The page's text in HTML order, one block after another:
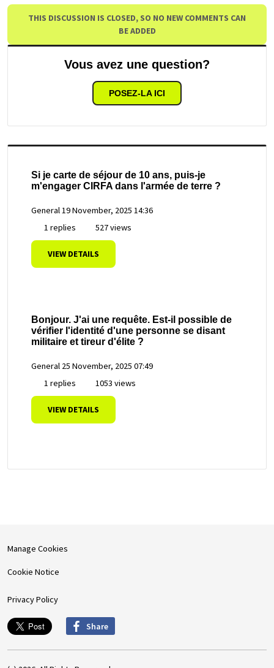
THIS DISCUSSION IS CLOSED, SO NO NEW COMMENTS CAN
BE ADDED
Vous avez une question?
POSEZ-LA ICI
Si je carte de séjour de 10 ans, puis-je
m'engager CIRFA dans l'armée de terre ?
General19 November, 2025 14:36
1 replies
527 views
VIEW DETAILS
Bonjour. J'ai une requête. Est-il possible de
vérifier l'identité d'une personne se disant
militaire et tireur d'élite ?
General 25 November, 2025 07:49
1 replies
1053 views
VIEW DETAILS
Manage Cookies
Cookie Notice
Privacy Policy
Share